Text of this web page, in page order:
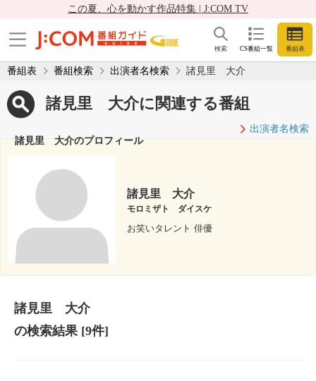
この夏、心を動かす作品特集 | J:COM TV
CS番組一覧 番組表
検索
番組表 番組検索 出演者名検索 諸見里 大介
諸見里 大介に関連する番組
出演者名検索
諸見里 大介のプロフィール
諸見里 大介
モロミザト ダイスケ
お笑いタレント 俳優
諸見里 大介
の検索結果[9件]